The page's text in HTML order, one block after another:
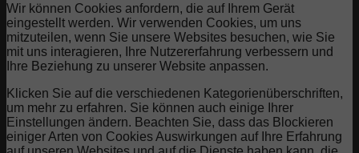
Wir können Cookies anfordern, die auf Ihrem Gerät
eingestellt werden. Wir verwenden Cookies, um uns
mitzuteilen, wenn Sie unsere Websites besuchen, wie Sie
mit uns interagieren, Ihre Nutzererfahrung verbessern und
Ihre Beziehung zu unserer Website anpassen.
Klicken Sie auf die verschiedenen Kategorienüberschriften,
um mehr zu erfahren. Sie können auch einige Ihrer
Einstellungen ändern. Beachten Sie, dass das Blockieren
einiger Arten von Cookies Auswirkungen auf Ihre Erfahrung